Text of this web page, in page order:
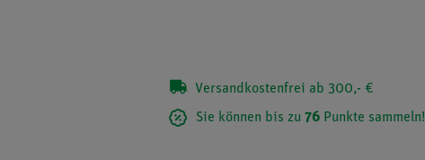
Versandkostenfrei ab 300,- €
Sie können bis zu 76 Punkte sammeln!